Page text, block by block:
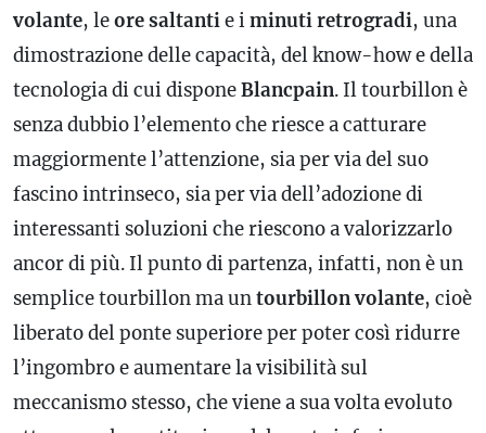
volante, leore saltantie iminuti retrogradi, una
dimostrazione delle capacità, del know-how e della
tecnologia di cui disponeBlancpain. Il tourbillon è
senza dubbio l’elemento che riesce a catturare
maggiormente l’attenzione, sia per via del suo
fascino intrinseco, sia per via dell’adozione di
interessanti soluzioni che riescono a valorizzarlo
ancor di più. Il punto di partenza, infatti, non è un
semplice tourbillon ma untourbillon volante, cioè
liberato del ponte superiore per poter così ridurre
l’ingombro e aumentare la visibilità sul
meccanismo stesso, che viene a sua volta evoluto